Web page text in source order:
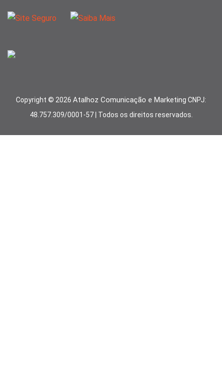
Copyright © 2026 Atalhoz Comunicação e Marketing CNPJ:
48.757.309/0001-57 | Todos os direitos reservados.